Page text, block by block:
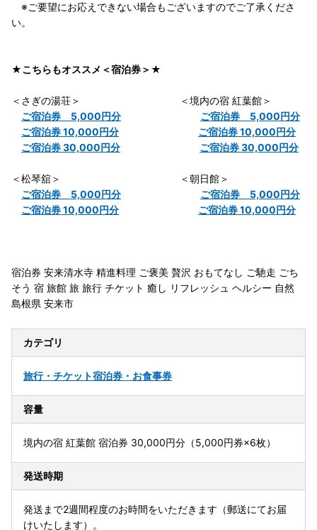
※ご要望にお応えできない場合もございますのでご了承くださ
い。
★こちらもオススメ＜宿泊券＞★
＜さぎの湯荘＞ ＜境内の宿 紅葉館＞
ご宿泊券 5,000円分
ご宿泊券 5,000円分
ご宿泊券 10,000円分
ご宿泊券 10,000円分
ご宿泊券 30,000円分
ご宿泊券 30,000円分
＜松琴舘＞ ＜朝日館＞
ご宿泊券 5,000円分
ご宿泊券 5,000円分
ご宿泊券 10,000円分
ご宿泊券 10,000円分
宿泊券 安来清水寺 精進料理 ご褒美 贅沢 おもてなし ご馳走 ごち
そう 宿 旅館 旅 旅行 チケット 癒し リフレッシュ ヘルシー 自然
島根県 安来市
カテゴリ
旅行・チケット宿泊券・お食事券
容量
境内の宿 紅葉館 宿泊券 30,000円分（5,000円券×6枚）
発送時期
発送まで2週間程度のお時間をいただきます（郵送にてお届
けいたします）。